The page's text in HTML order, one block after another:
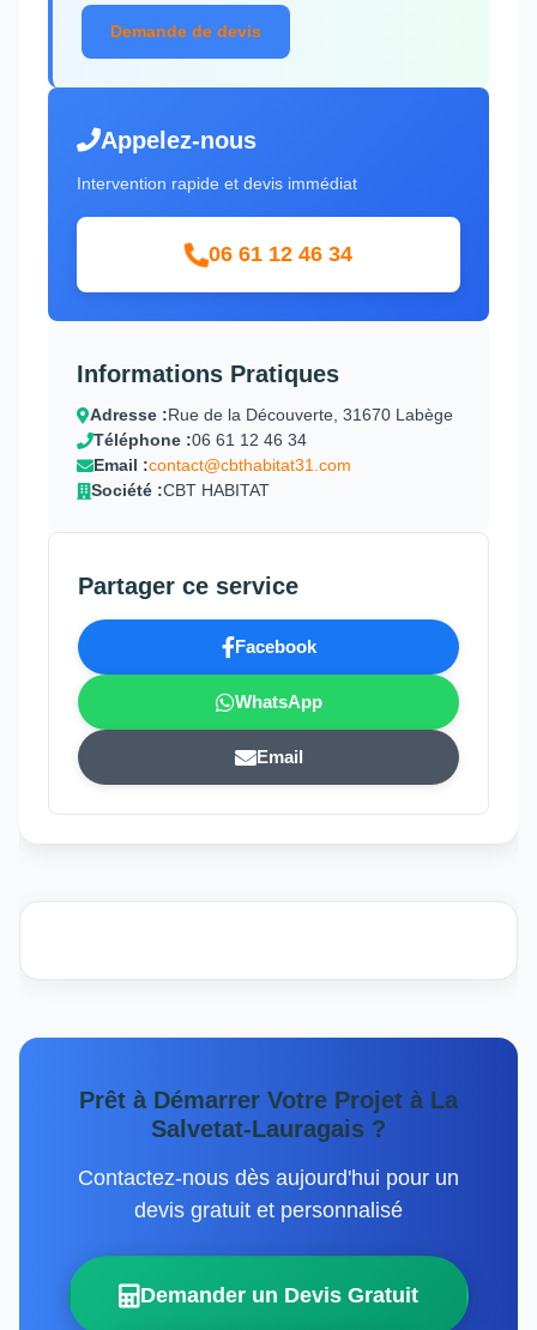
Demande de devis
Appelez-nous
Intervention rapide et devis immédiat
06 61 12 46 34
Informations Pratiques
Adresse :Rue de la Découverte, 31670 Labège
Téléphone :06 61 12 46 34
Email :contact@cbthabitat31.com
Société :CBT HABITAT
Partager ce service
Facebook
WhatsApp
Email
Prêt à Démarrer Votre Projet à La
Salvetat-Lauragais ?
Contactez-nous dès aujourd'hui pour un
devis gratuit et personnalisé
Demander un Devis Gratuit